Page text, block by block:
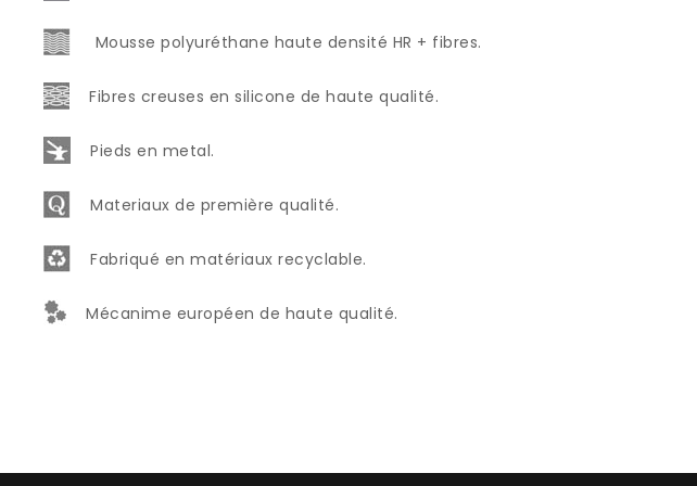
Mousse polyuréthane haute densité HR + fibres.
Fibres creuses en silicone de haute qualité.
Pieds en metal.
Materiaux de première qualité.
Fabriqué en matériaux recyclable.
Mécanime européen de haute qualité.